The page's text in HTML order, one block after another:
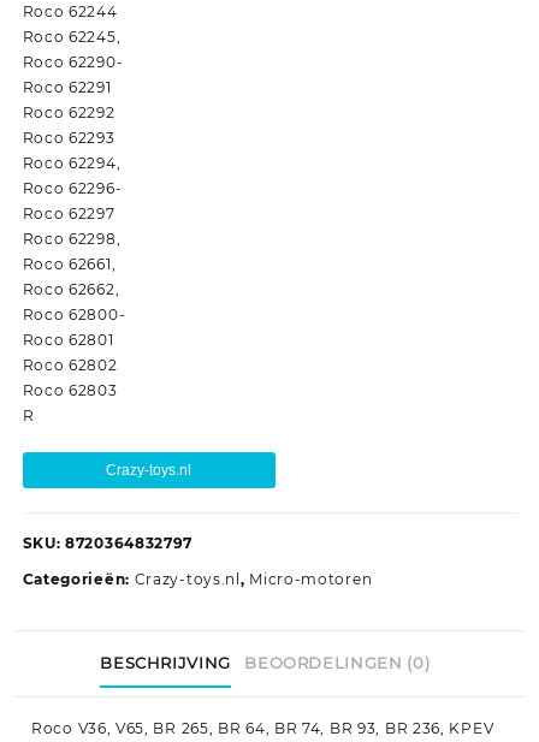
Roco 62244
Roco 62245,
Roco 62290-
Roco 62291
Roco 62292
Roco 62293
Roco 62294,
Roco 62296-
Roco 62297
Roco 62298,
Roco 62661,
Roco 62662,
Roco 62800-
Roco 62801
Roco 62802
Roco 62803
R
Crazy-toys.nl
SKU: 8720364832797
Categorieën: Crazy-toys.nl , Micro-motoren
BESCHRIJVING BEOORDELINGEN (0)
Roco V36, V65, BR 265, BR 64, BR 74, BR 93, BR 236, KPEV